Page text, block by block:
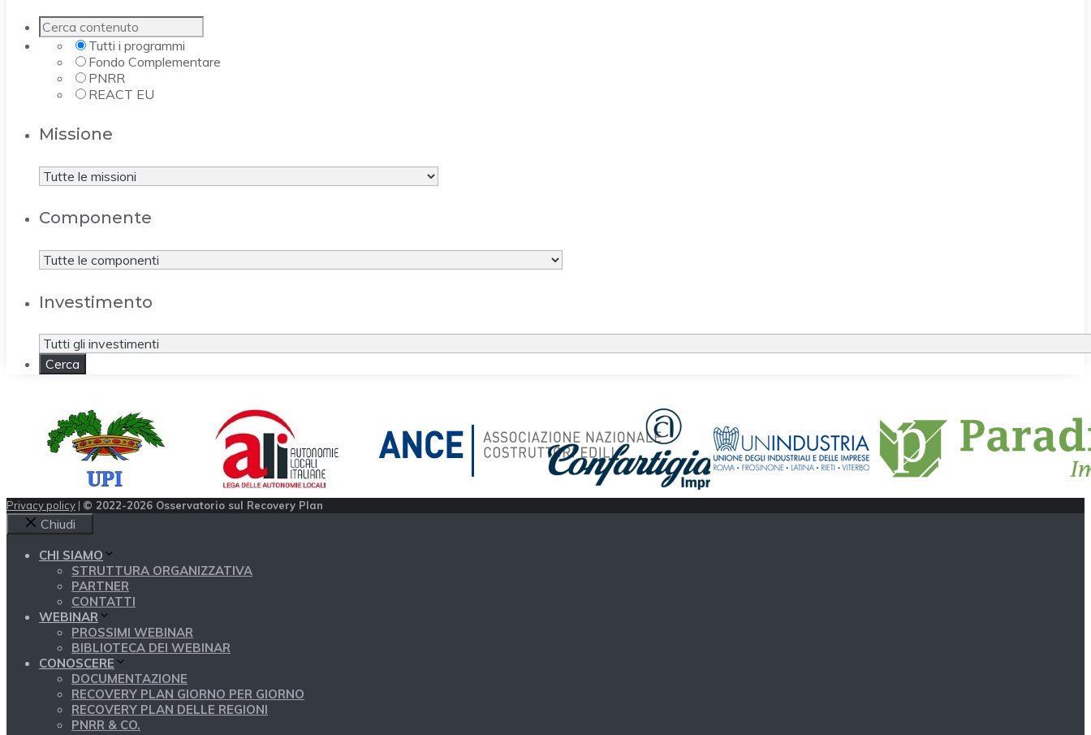
Tutti i programmi
Fondo Complementare
PNRR
REACT EU
Missione
Componente
Investimento
Privacy policy | © 2022-2026 Osservatorio sul Recovery Plan
Chiudi
CHI SIAMO
STRUTTURA ORGANIZZATIVA
PARTNER
CONTATTI
WEBINAR
PROSSIMI WEBINAR
BIBLIOTECA DEI WEBINAR
CONOSCERE
DOCUMENTAZIONE
RECOVERY PLAN GIORNO PER GIORNO
RECOVERY PLAN DELLE REGIONI
PNRR & CO.